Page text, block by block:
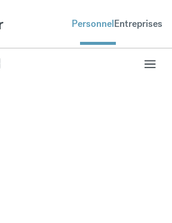
PersonnelEntreprises